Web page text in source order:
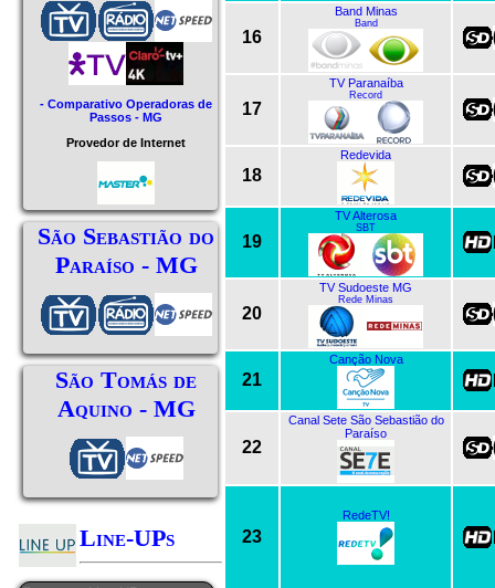
- Comparativo Operadoras de
Passos - MG
Provedor de Internet
São Sebastião do
Paraíso - MG
São Tomás de
Aquino - MG
Line-UPs
16
Band Minas
Band
17
TV Paranaíba
Record
18
Redevida
19
TV Alterosa
SBT
20
TV Sudoeste MG
Rede Minas
21
Canção Nova
22
Canal Sete São Sebastião do
Paraíso
23
RedeTV!